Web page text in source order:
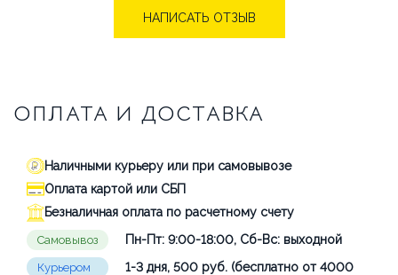
НАПИСАТЬ ОТЗЫВ
ОПЛАТА И ДОСТАВКА
Наличными курьеру или при самовывозе
Оплата картой или СБП
Безналичная оплата по расчетному счету
Самовывоз Пн-Пт: 9:00-18:00, Сб-Вс: выходной
Курьером
1-3 дня, 500 руб. (бесплатно от 4000